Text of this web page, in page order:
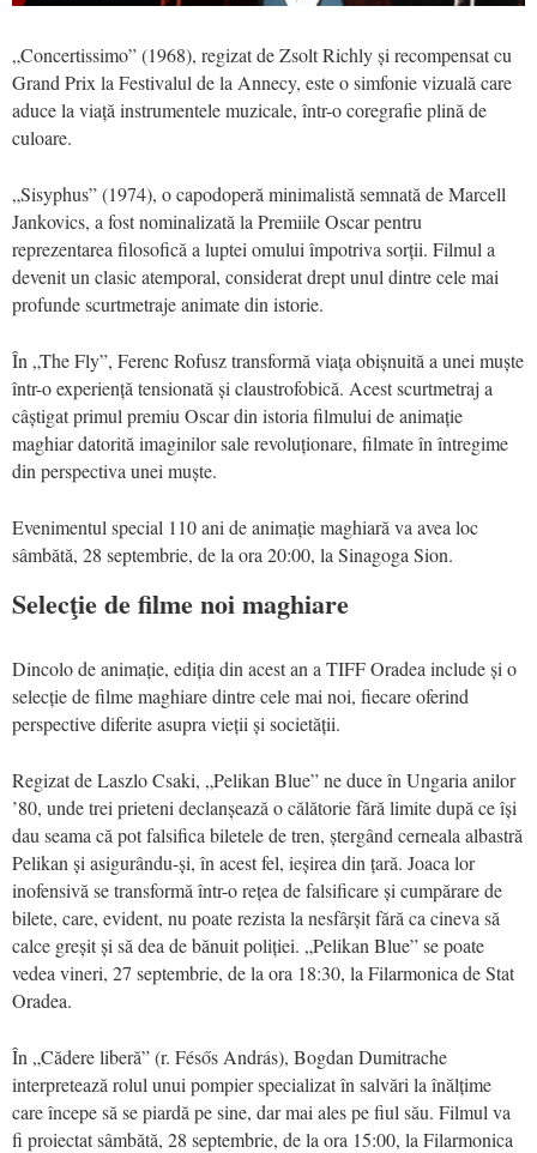
„Concertissimo”(1968), regizat de Zsolt Richly și recompensat cu
Grand Prix la Festivalul de la Annecy, este o simfonie vizuală care
aduce la viață instrumentele muzicale, într-o coregrafie plină de
culoare.
„Sisyphus”(1974), o capodoperă minimalistă semnată de Marcell
Jankovics, a fost nominalizată la Premiile Oscar pentru
reprezentarea filosofică a luptei omului împotriva sorții. Filmul a
devenit un clasic atemporal, considerat drept unul dintre cele mai
profunde scurtmetraje animate din istorie.
În „The Fly”, Ferenc Rofusz transformă viața obișnuită a unei muște
într-o experiență tensionată și claustrofobică. Acest scurtmetraj a
câștigat primul premiu Oscardin istoria filmului de animație
maghiar datorită imaginilor sale revoluționare, filmate în întregime
din perspectiva unei muște.
Evenimentul special 110 ani de animație maghiară va avea loc
sâmbătă, 28 septembrie, de la ora 20:00, la Sinagoga Sion.
Selecţie de filme noi maghiare
Dincolo de animație, ediția din acest an a TIFF Oradea include și o
selecție de filme maghiare dintre cele mai noi, fiecare oferind
perspective diferite asupra vieții și societății.
Regizat de Laszlo Csaki, „Pelikan Blue”neduce în Ungaria anilor
’80, unde trei prieteni declanșează o călătorie fără limite după ce își
dau seama că pot falsifica biletele de tren, ștergând cerneala albastră
Pelikan și asigurându-și, în acest fel, ieșirea din țară. Joaca lor
inofensivă se transformă într-o rețea de falsificare și cumpărare de
bilete, care, evident, nu poate rezista la nesfârșit fără ca cineva să
calce greșit și să dea de bănuit poliției. „Pelikan Blue” se poate
vedea vineri, 27 septembrie, de la ora 18:30, la Filarmonica de Stat
Oradea.
În „Cădere liberă” (r. Fésős András), Bogdan Dumitrache
interpretează rolul unui pompier specializat în salvări la înălțime
care începe să se piardă pe sine, dar mai ales pe fiul său. Filmul va
fi proiectat sâmbătă, 28 septembrie, de la ora 15:00, la Filarmonica